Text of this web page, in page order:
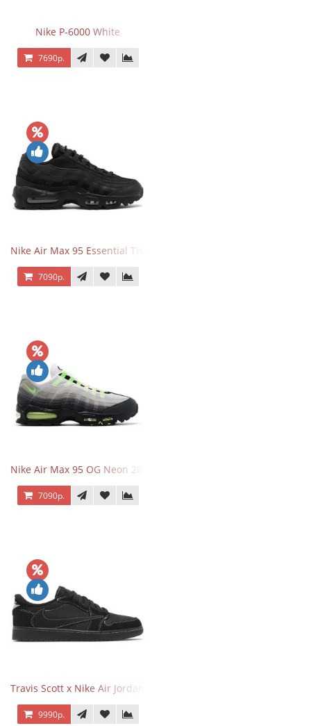
Nike P-6000 White
7690р.
Nike Air Max 95 Essential Triple Black
7090р.
Nike Air Max 95 OG Neon 2025
7090р.
Travis Scott x Nike Air Jordan 1 Retro Low OG SP Black Phantom
9990р.